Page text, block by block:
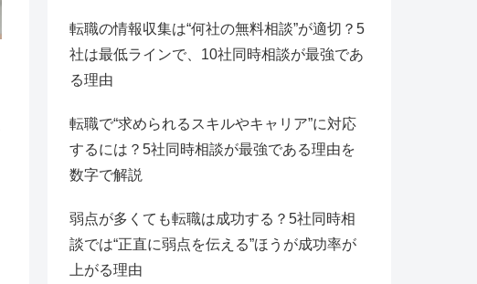
転職の情報収集は“何社の無料相談”が適切？5
社は最低ラインで、10社同時相談が最強であ
る理由
転職で“求められるスキルやキャリア”に対応
するには？5社同時相談が最強である理由を
数字で解説
弱点が多くても転職は成功する？5社同時相
談では“正直に弱点を伝える”ほうが成功率が
上がる理由